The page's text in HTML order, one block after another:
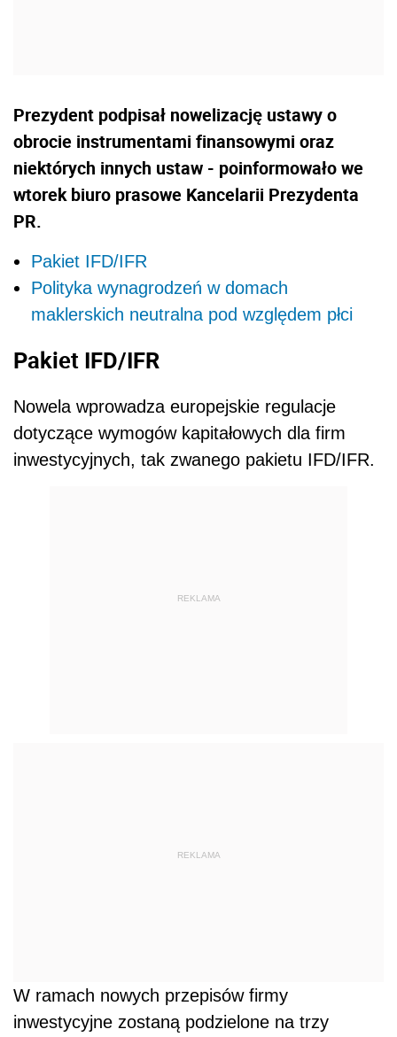
Prezydent podpisał nowelizację ustawy o
obrocie instrumentami finansowymi oraz
niektórych innych ustaw - poinformowało we
wtorek biuro prasowe Kancelarii Prezydenta
PR.
Pakiet IFD/IFR
Polityka wynagrodzeń w domach
maklerskich neutralna pod względem płci
Pakiet IFD/IFR
Nowela wprowadza europejskie regulacje
dotyczące wymogów kapitałowych dla firm
inwestycyjnych, tak zwanego pakietu IFD/IFR.
REKLAMA
REKLAMA
W ramach nowych przepisów firmy
inwestycyjne zostaną podzielone na trzy